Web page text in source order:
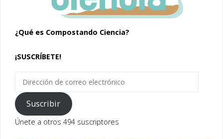
¿Qué es Compostando Ciencia?
¡SUSCRÍBETE!
correo
electrónico
Suscribir
Únete a otros 494 suscriptores